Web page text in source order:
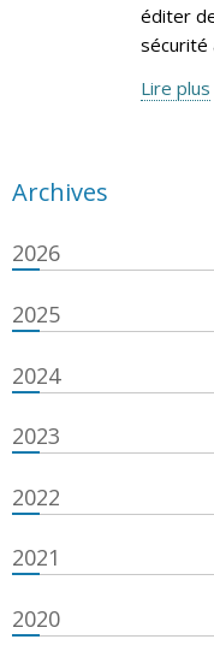
éditer
sécurité
Lire plus
Archives
2026
2025
2024
2023
2022
2021
2020